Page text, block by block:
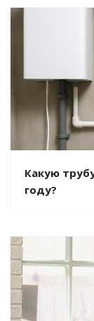
Какую
году?